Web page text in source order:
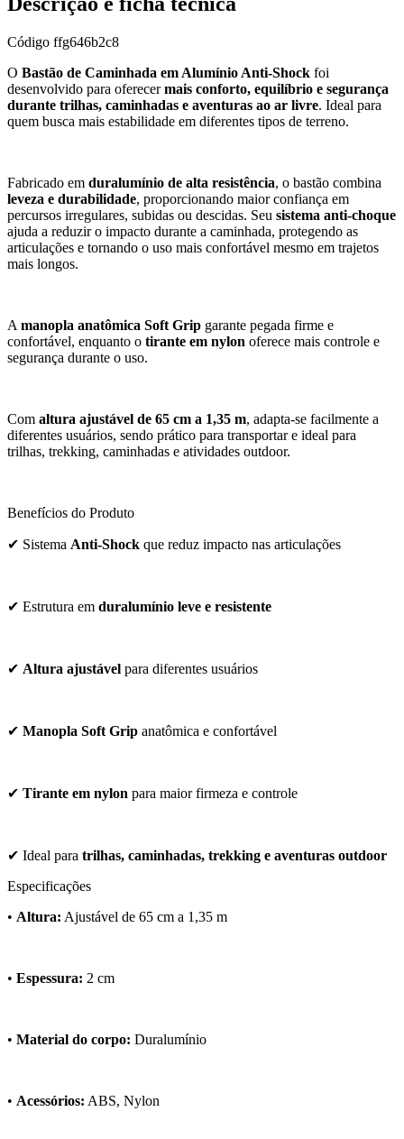
Código ffg646b2c8
O Bastão de Caminhada em Alumínio Anti-Shock foi
desenvolvido para oferecermais conforto, equilíbrio e segurança
durante trilhas, caminhadas e aventuras ao ar livre. Ideal para
quem busca mais estabilidade em diferentes tipos de terreno.
Fabricado em duralumínio de alta resistência, o bastão combina
leveza e durabilidade, proporcionando maior confiança em
percursos irregulares, subidas ou descidas. Seu sistema anti-choque
ajuda a reduzir o impacto durante a caminhada, protegendo as
articulações e tornando o uso mais confortável mesmo em trajetos
mais longos.
A manopla anatômica Soft Grip garante pegada firme e
confortável, enquanto o tirante em nylon oferece mais controle e
segurança durante o uso.
Com altura ajustável de 65 cm a 1,35 m, adapta-se facilmente a
diferentes usuários, sendo prático para transportar e ideal para
trilhas, trekking, caminhadas e atividades outdoor.
Benefícios do Produto
✔ Sistema Anti-Shock que reduz impacto nas articulações
✔ Estrutura em duralumínio leve e resistente
✔ Altura ajustável para diferentes usuários
✔ Manopla Soft Grip anatômica e confortável
✔ Tirante em nylon para maior firmeza e controle
✔ Ideal para trilhas, caminhadas, trekking e aventuras outdoor
Especificações
• Altura: Ajustável de 65 cm a 1,35 m
• Espessura: 2 cm
• Material do corpo: Duralumínio
• Acessórios: ABS, Nylon